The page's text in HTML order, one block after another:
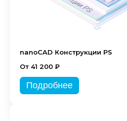
nanoCAD Конструкции PS
От 41 200 ₽
Подробнее